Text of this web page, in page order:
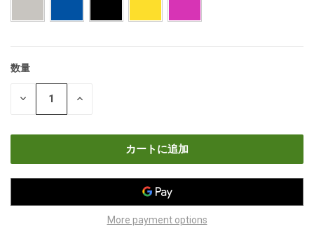
現
数量
数
ら
数
や
More payment options